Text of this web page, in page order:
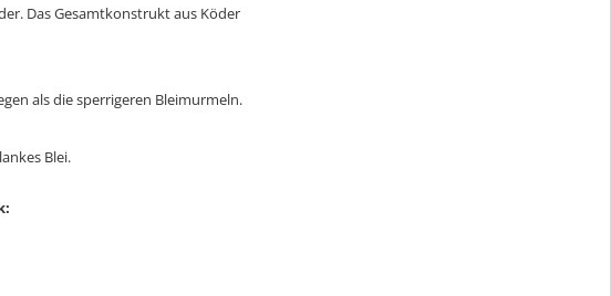
Das Gesamtkonstrukt aus Köder
als die sperrigeren Bleimurmeln.
Blei.